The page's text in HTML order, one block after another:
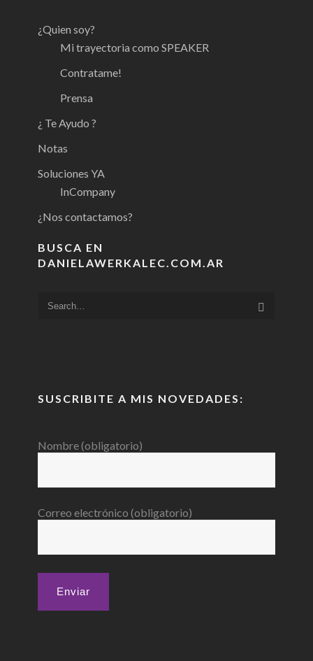
¿Quien soy?
Mi trayectoria como SPEAKER
Contratame!
Prensa
¿ Te Ayudo ?
Notas
Soluciones YA
InCompany
¿Nos contactamos?
BUSCA EN
DANIELAWERKALEC.COM.AR
SUSCRIBITE A MIS NOVEDADES:
Nombre (obligatorio)
Correo electrónico (obligatorio)